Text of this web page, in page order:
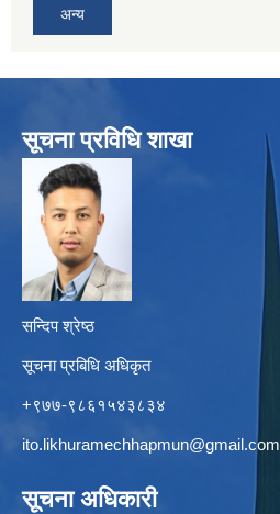
अन्य
सूचना प्रविधि शाखा
सन्दिप श्रेष्ठ
सूचना प्रबिधि अधिकृत
+९७७-९८६१५४३८३४
ito.likhuramechhapmun@gmail.com
सूचना अधिकारी